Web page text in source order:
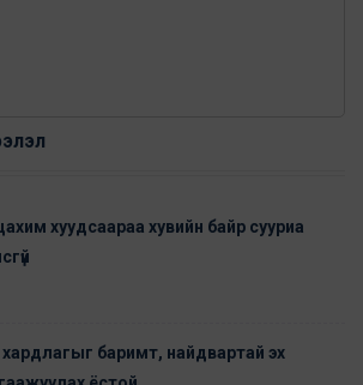
хуудсаараа хувийн байр сууриа
баримт, найдвартай эх